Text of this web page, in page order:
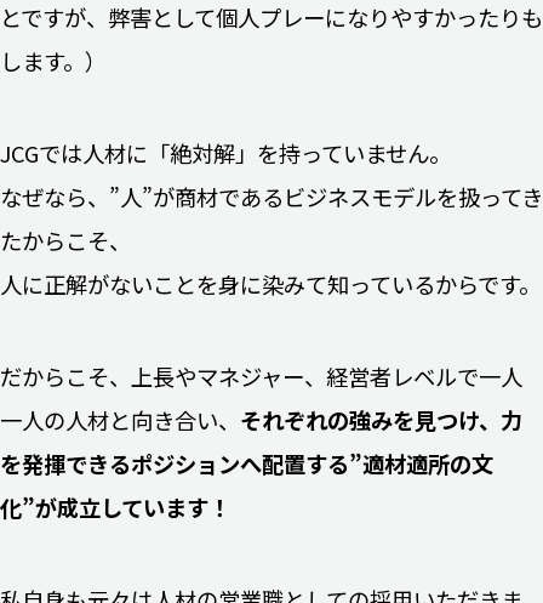
とですが、弊害として個人プレーになりやすかったりも
します。）
JCGでは人材に「絶対解」を持っていません。
なぜなら、”人”が商材であるビジネスモデルを扱ってき
たからこそ、
人に正解がないことを身に染みて知っているからです。
だからこそ、上長やマネジャー、経営者レベルで一人
一人の人材と向き合い、 それぞれの強みを見つけ、力
を発揮できるポジションへ配置する”適材適所の文
化”が成立しています！